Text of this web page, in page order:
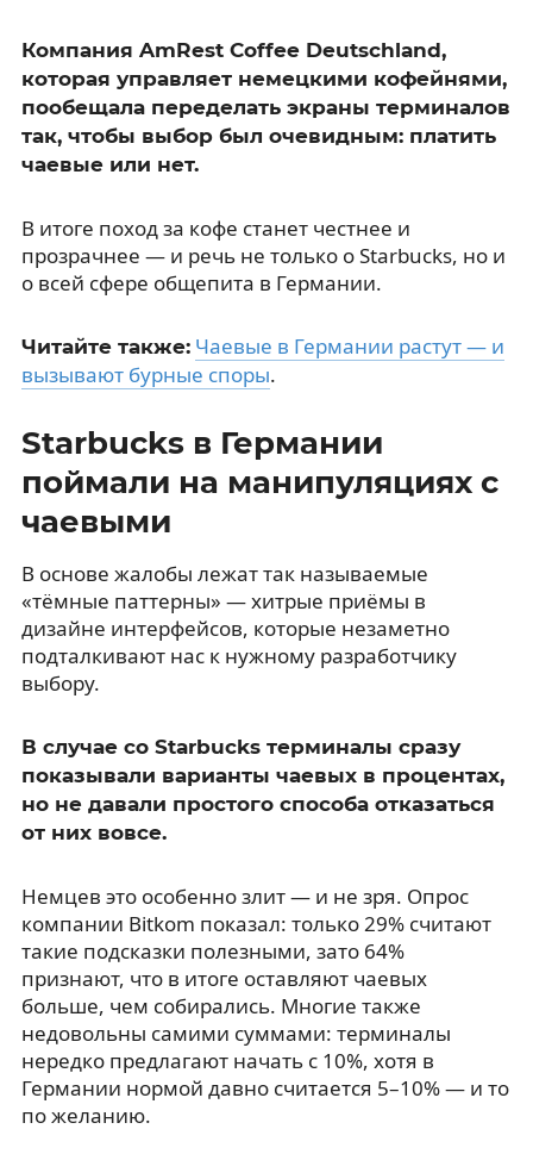
Компания AmRest Coffee Deutschland,
которая управляет немецкими кофейнями,
пообещала переделать экраны терминалов
так, чтобы выбор был очевидным: платить
чаевые или нет.
В итоге поход за кофе станет честнее и
прозрачнее — и речь не только о Starbucks, но и
о всей сфере общепита в Германии.
Читайте также: Чаевые в Германии растут — и
вызывают бурные споры.
Starbucks в Германии
поймали на манипуляциях с
чаевыми
В основе жалобы лежат так называемые
«тёмные паттерны» — хитрые приёмы в
дизайне интерфейсов, которые незаметно
подталкивают нас к нужному разработчику
выбору.
В случае со Starbucks терминалы сразу
показывали варианты чаевых в процентах,
но не давали простого способа отказаться
от них вовсе.
Немцев это особенно злит — и не зря. Опрос
компании Bitkom показал: только 29% считают
такие подсказки полезными, зато 64%
признают, что в итоге оставляют чаевых
больше, чем собирались. Многие также
недовольны самими суммами: терминалы
нередко предлагают начать с 10%, хотя в
Германии нормой давно считается 5–10% — и то
по желанию.